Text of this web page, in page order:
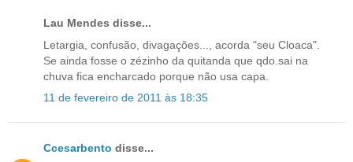
Lau Mendes disse...
Letargia, confusão, divagações..., acorda "seu Cloaca".
Se ainda fosse o zézinho da quitanda que qdo.sai na
chuva fica encharcado porque não usa capa.
11 de fevereiro de 2011 às 18:35
Ccesarbento disse...